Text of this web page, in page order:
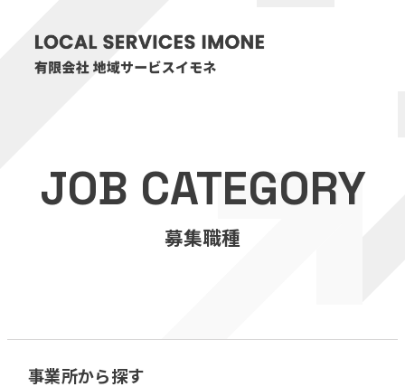
医療・介護事業
訪問看護リハビリステーション癒々
福祉用具プランナー癒々
JOB CATEGORY
募集職種
事業所から探す